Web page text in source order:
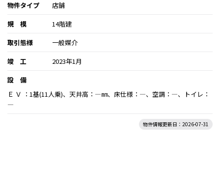
物件タイプ
店舗
規 模
14階建
取引態様
一般媒介
竣 工
2023年1月
設 備
Ｅ Ｖ ：1基(11人乗)、天井高：―㎜、床仕様：―、空調：―、トイレ：
―
物件情報更新日：2026-07-31